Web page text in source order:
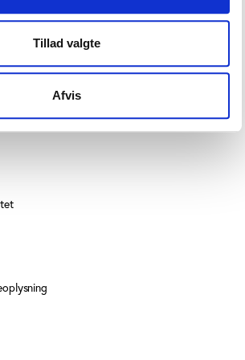
Tillad valgte
Afvis
8000 Aarhus C